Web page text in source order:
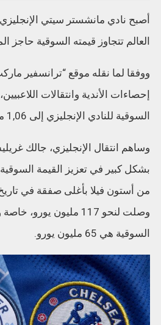
أصبح نادي مانشستر سيتي
العالم تتجاوز قيمته السوقية حاجز
ووفقا لما نقله موقع “ترانسفير
إحصاءات الأندية وانتقالات
السوقية للنادي الإنجليزي إلى 1,06 مليار يورو.
وساهم انتقال الإنجليزي، جالك
بشكل كبير في تعزيز القيمة السوقية
من أستون فيلا بأغلى صفقة في تاريخ
وصلت لنحو 117 مليون
السوقية هي 65 مليون يورو.